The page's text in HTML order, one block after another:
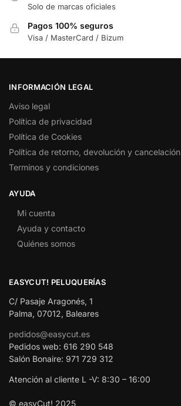
Solo de marcas oficiales
Pagos 100% seguros
Visa / MasterCard / Bizum
INFORMACIÓN LEGAL
Aviso legal
Política de privacidad
Política de Cookies
Política de retorno, devolución y cancelación
Terminos y condiciones
AYUDA
Mi cuenta
Ayuda y contacto
Quiénes somos
EASYCUT! PELUQUERÍAS
C/ Pasaje Aragonés, 1
Palma, 07012, Baleares
pedidos@easycut.es
Pedidos web: 616 290 548
Salón Bonaire: 971 729 312
Atención al cliente L -V: 8:30 – 16:00
© easyCut! 2025